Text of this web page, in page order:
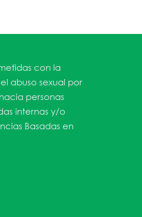
con la
abuso sexual por
personas
internas y/o
Basadas en